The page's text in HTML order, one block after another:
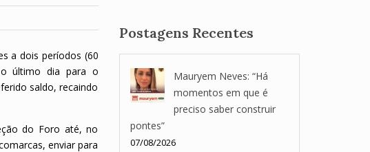
a dois períodos (60
o último dia para o
saldo, recaindo
do Foro até, no
enviar para
Postagens Recentes
Mauryem Neves: “Há
momentos em que é
preciso saber construir
pontes”
07/08/2026